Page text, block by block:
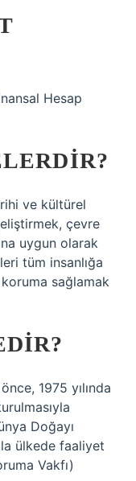
Hesap
ve kültürel
çevre
uygun olarak
tüm insanlığa
koruma sağlamak
1975 yılında
Doğayı
ülkede faaliyet
Vakfı)